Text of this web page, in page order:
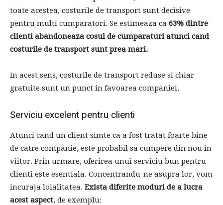
toate acestea, costurile de transport sunt decisive
pentru multi cumparatori. Se estimeaza ca 63% dintre
clienti abandoneaza cosul de cumparaturi atunci cand
costurile de transport sunt prea mari.
In acest sens, costurile de transport reduse si chiar
gratuite sunt un punct in favoarea companiei.
Serviciu excelent pentru clienti
Atunci cand un client simte ca a fost tratat foarte bine
de catre companie, este probabil sa cumpere din nou in
viitor. Prin urmare, oferirea unui serviciu bun pentru
clienti este esentiala. Concentrandu-ne asupra lor, vom
incuraja loialitatea. Exista diferite moduri de a lucra
acest aspect, de exemplu: